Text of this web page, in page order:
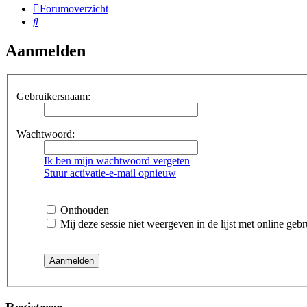
Forumoverzicht
Zoek
Aanmelden
Gebruikersnaam:
Wachtwoord:
Ik ben mijn wachtwoord vergeten
Stuur activatie-e-mail opnieuw
Onthouden
Mij deze sessie niet weergeven in de lijst met online